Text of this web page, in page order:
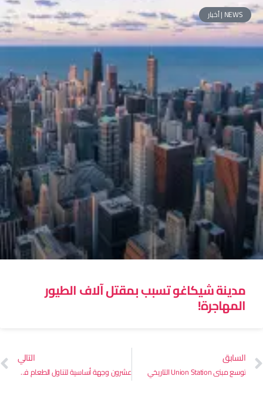
NEWS | أخبار
مدينة شيكاغو تسبب بمقتل آلاف الطيور
المهاجرة!
السابق
توسع مبنى Union Station التاريخي
التالي
عشرون وجهة أساسية لتناول الطعام في الخارج في شيكاغو – الجزء الثاني